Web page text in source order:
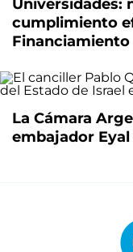
Universidades:
cumplimiento
Financiamiento
La Cámara
embajador Eyal